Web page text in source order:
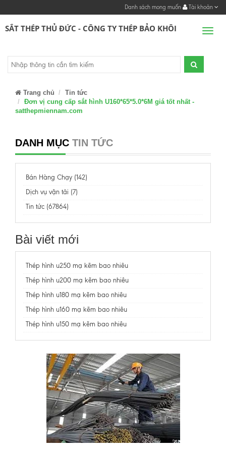
Danh sách mong muốn Tài khoản
SẮT THÉP THỦ ĐỨC - CÔNG TY THÉP BẢO KHÔI
Trang chủ
Tin tức
Đơn vị cung cấp sắt hình U160*65*5.0*6M giá tốt nhất -
satthepmiennam.com
DANH MỤC TIN TỨC
Bán Hàng Chạy (142)
Dịch vụ vận tải (7)
Tin tức (67864)
Bài viết mới
Thép hình u250 mạ kẽm bao nhiêu
Thép hình u200 mạ kẽm bao nhiêu
Thép hình u180 mạ kẽm bao nhiêu
Thép hình u160 mạ kẽm bao nhiêu
Thép hình u150 mạ kẽm bao nhiêu